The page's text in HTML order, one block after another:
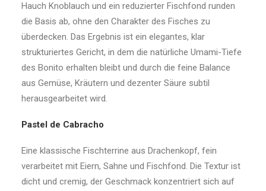
Hauch Knoblauch und ein reduzierter Fischfond runden
die Basis ab, ohne den Charakter des Fisches zu
überdecken. Das Ergebnis ist ein elegantes, klar
strukturiertes Gericht, in dem die natürliche Umami-Tiefe
des Bonito erhalten bleibt und durch die feine Balance
aus Gemüse, Kräutern und dezenter Säure subtil
herausgearbeitet wird.
Pastel de Cabracho
Eine klassische Fischterrine aus Drachenkopf, fein
verarbeitet mit Eiern, Sahne und Fischfond. Die Textur ist
dicht und cremig, der Geschmack konzentriert sich auf